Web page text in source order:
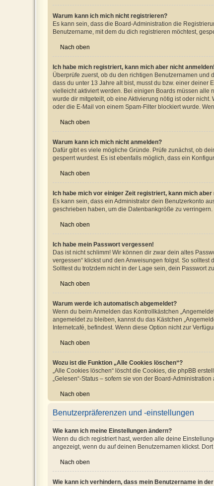
Warum kann ich mich nicht registrieren?
Es kann sein, dass die Board-Administration die
Benutzername, mit dem du dich registrieren möchtest,
Nach oben
Ich habe mich registriert, kann mich aber nicht anmelden!
Überprüfe zuerst, ob du den richtigen Benutzernamen
dass du unter 13 Jahre alt bist, musst du bzw. einer
vielleicht aktiviert werden. Bei einigen Boards müssen alle
wurde dir mitgeteilt, ob eine Aktivierung nötig ist oder
oder die E-Mail von einem Spam-Filter blockiert wurde.
Nach oben
Warum kann ich mich nicht anmelden?
Dafür gibt es viele mögliche Gründe. Prüfe zunächst, ob
gesperrt wurdest. Es ist ebenfalls möglich, dass ein
Nach oben
Ich habe mich vor einiger Zeit registriert, kann mich
Es kann sein, dass ein Administrator dein Benutzerkonto
geschrieben haben, um die Datenbankgröße zu
Nach oben
Ich habe mein Passwort vergessen!
Das ist nicht schlimm! Wir können dir zwar dein altes
vergessen“ klickst und den Anweisungen folgst. So
Solltest du trotzdem nicht in der Lage sein, dein Passwort
Nach oben
Warum werde ich automatisch abgemeldet?
Wenn du beim Anmelden das Kontrollkästchen
angemeldet zu bleiben, kannst du das Kästchen
Internetcafé, befindest. Wenn diese Option nicht zur
Nach oben
Wozu ist die Funktion „Alle Cookies löschen“?
„Alle Cookies löschen“ löscht die Cookies, die phpBB
„Gelesen“-Status – sofern sie von der Board-
Nach oben
Benutzerpräferenzen und -einstellungen
Wie kann ich meine Einstellungen ändern?
Wenn du dich registriert hast, werden alle deine
angezeigt, wenn du auf deinen Benutzernamen klickst.
Nach oben
Wie kann ich verhindern, dass mein Benutzername in